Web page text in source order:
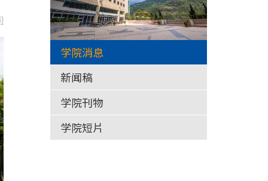
学院消息
新闻稿
学院刊物
学院短片